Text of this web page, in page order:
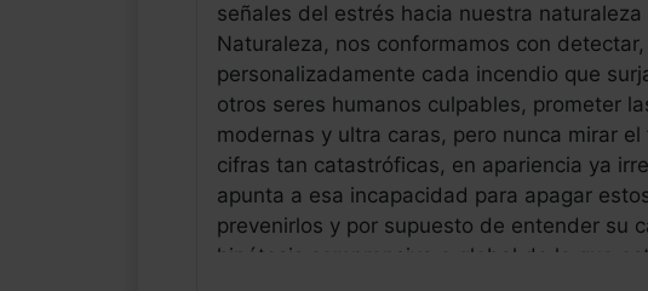
señales del estrés hacia nuestra naturaleza
Naturaleza, nos conformamos con
personalizadamente cada incendio que
otros seres humanos culpables, prometer
modernas y ultra caras, pero nunca mirar
cifras tan catastróficas, en apariencia ya
apunta a esa incapacidad para apagar
prevenirlos y por supuesto de entender su
hipótesis comprensiva o global de lo que